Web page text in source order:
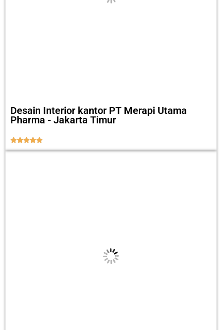
Desain Interior kantor PT Merapi Utama
Pharma - Jakarta Timur
